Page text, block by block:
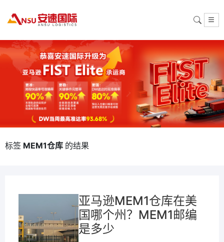
标签 MEM1仓库 的结果
亚马逊MEM1仓库在美
国哪个州？MEM1邮编
是多少